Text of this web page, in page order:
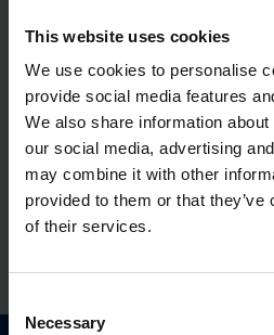
This website uses cookies
We use cookies to personalise
provide social media features
We also share information
our social media, advertising
may combine it with other
provided to them or that
of their services.
Selection
Necessary
Jao­tus­kilp
600x600x250
Tootekood:
Jao­tus­kilp
mm, metall,